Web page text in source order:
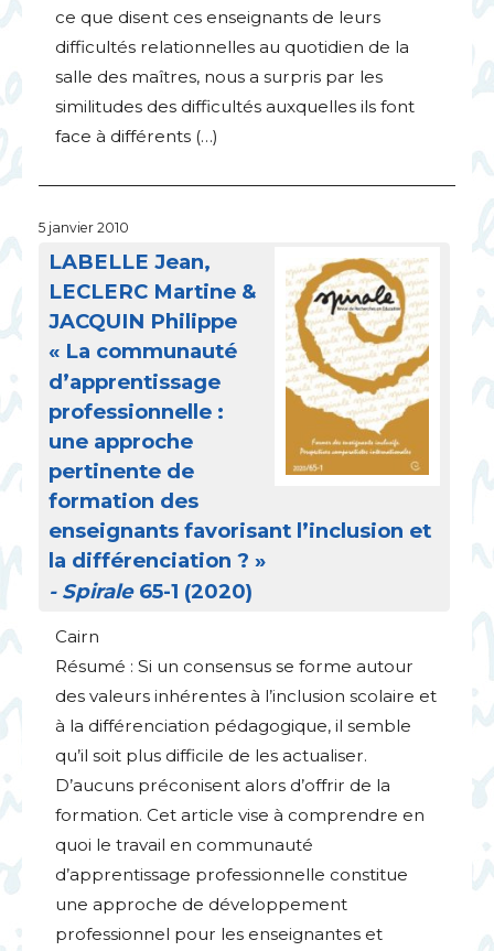
ce que disent ces enseignants de leurs
difficultés relationnelles au quotidien de la
salle des maîtres, nous a surpris par les
similitudes des difficultés auxquelles ils font
face à différents (…)
5 janvier 2010
LABELLE Jean,
LECLERC Martine &
JACQUIN Philippe
« La communauté
d’apprentissage
professionnelle :
une approche
pertinente de
formation des
enseignants favorisant l’inclusion et
la différenciation ? »
- Spirale65-1 (2020)
Cairn
Résumé : Si un consensus se forme autour
des valeurs inhérentes à l’inclusion scolaire et
à la différenciation pédagogique, il semble
qu’il soit plus difficile de les actualiser.
D’aucuns préconisent alors d’offrir de la
formation. Cet article vise à comprendre en
quoi le travail en communauté
d’apprentissage professionnelle constitue
une approche de développement
professionnel pour les enseignantes et